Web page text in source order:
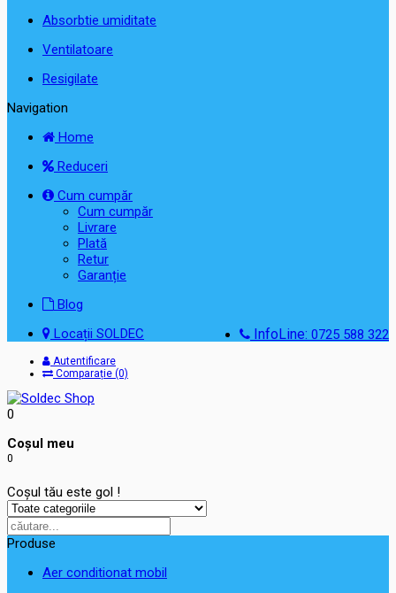
Absorbtie umiditate
Ventilatoare
Resigilate
Navigation
Home
Reduceri
Cum cumpăr
Cum cumpăr
Livrare
Plată
Retur
Garanție
Blog
InfoLine: 0725 588 322
Locații SOLDEC
Autentificare
Comparație (0)
0
Coşul meu
0
Coșul tău este gol !
Produse
Aer conditionat mobil